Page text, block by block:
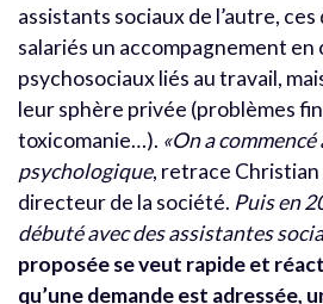
assistants sociaux de l’autre,
salariés un accompagnement en
psychosociaux liés au travail,
leur sphère privée (problèmes
toxicomanie…). «On a commencé
psychologique, retrace Christian
directeur de la société. Puis en
débuté avec des assistantes
proposée se veut rapide et
qu’une demande est adressée,